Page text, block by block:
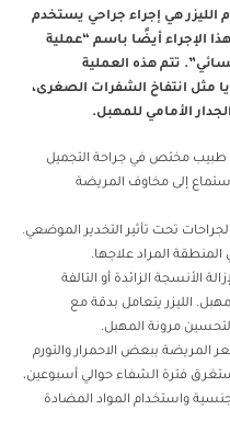
هي إجراء جراحي يستخدم
الإجراء أيضًا باسم “عملية
تتم هذه العملية
مثل انتفاخ الشفرات الصغرى،
الأمامي للمهبل.
طبيب مختص في جراحة التجميل
إلى مخاوف المريضة
تحت تأثير التخدير الموضعي.
المراد علاجها.
الأنسجة الزائدة أو التالفة
الليزر يتعامل بدقة مع
لتحسين مرونة المهبل.
المريضة ببعض الاحمرار والتورم
فترة الشفاء حوالي أسبوعين،
واستخدام المواد المضادة